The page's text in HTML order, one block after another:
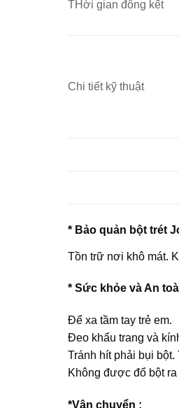
THời gian đông kết
Chi tiết kỹ thuật
* Bảo quản bột trét
Tồn trữ nơi khô mát.
* Sức khỏe và An
Để xa tầm tay trẻ em.
Đeo khẩu trang và
Tránh hít phải bụi
Không được đổ bột
*Vận chuyển :